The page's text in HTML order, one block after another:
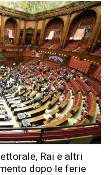
Rai e altri
dopo le ferie